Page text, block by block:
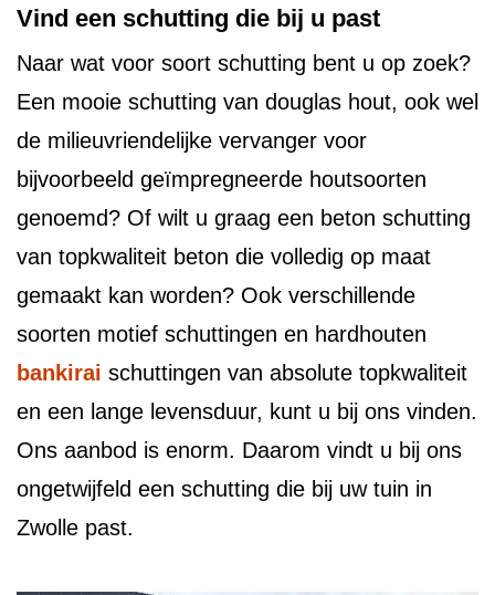
Vind een schutting die bij u past
Naar wat voor soort schutting bent u op zoek?
Een mooie schutting van douglas hout, ook wel
de milieuvriendelijke vervanger voor
bijvoorbeeld geïmpregneerde houtsoorten
genoemd? Of wilt u graag een beton schutting
van topkwaliteit beton die volledig op maat
gemaakt kan worden? Ook verschillende
soorten motief schuttingen en hardhouten
bankirai schuttingen van absolute topkwaliteit
en een lange levensduur, kunt u bij ons vinden.
Ons aanbod is enorm. Daarom vindt u bij ons
ongetwijfeld een schutting die bij uw tuin in
Zwolle past.